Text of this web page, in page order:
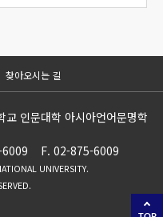
찾아오시는 길
인문대학 아시아언어문명학
F. 02-875-6009
UNIVERSITY.